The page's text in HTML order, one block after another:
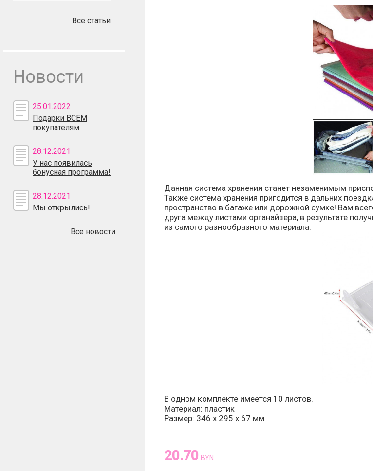
Все статьи
Новости
25.01.2022
Подарки ВСЕМ
покупателям
28.12.2021
У нас появилась
бонусная программа!
28.12.2021
Мы открылись!
Все новости
Данная система хранения станет незаменимым
Также система хранения пригодится в дальних
пространство в багаже или дорожной сумке! Вам
друга между листами органайзера, в результате
из самого разнообразного материала.
В одном комплекте имеется 10 листов.
Материал: пластик
Размер: 346 x 295 x 67 мм
20.70 BYN